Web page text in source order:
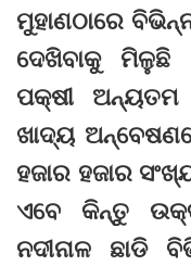
ମୁହାଣଠାରେ
ଦେଖିବାକୁ
ପକ୍ଷୀ
ଖାଦ୍ୟ
ହଜାର ହଜାର
ଏବେ କିନ୍ତୁ
ନଦୀନାଳ ଛାଡି